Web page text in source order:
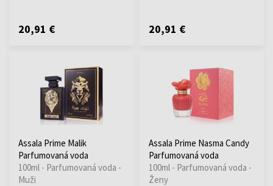
20,91 € 20,91 €
Assala Prime Malik
Parfumovaná voda
100ml - Parfumovaná voda -
Muži
Assala Prime Nasma Candy
Parfumovaná voda
100ml - Parfumovaná voda -
Ženy